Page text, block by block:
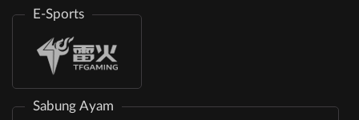
E-Sports
Sabung Ayam